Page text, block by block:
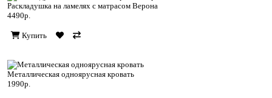
Раскладушка на ламелях с матрасом Верона
4490р.
Купить
Металлическая одноярусная кровать
1990р.